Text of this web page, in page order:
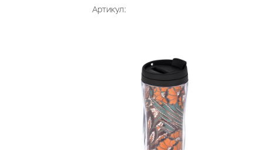
Артикул: